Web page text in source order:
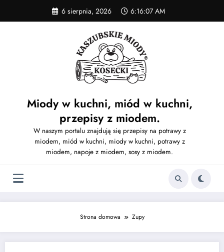
content
6 sierpnia, 2026 6:16:07 AM
Miody w kuchni, miód w kuchni,
przepisy z miodem.
W naszym portalu znajdują się przepisy na potrawy z
miodem, miód w kuchni, miody w kuchni, potrawy z
miodem, napoje z miodem, sosy z miodem.
Strona domowa Zupy